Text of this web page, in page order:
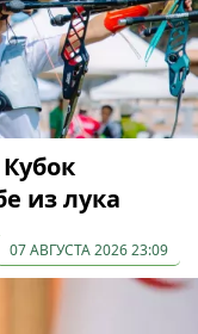
из лука
07 АВГУСТА 2026 23:09